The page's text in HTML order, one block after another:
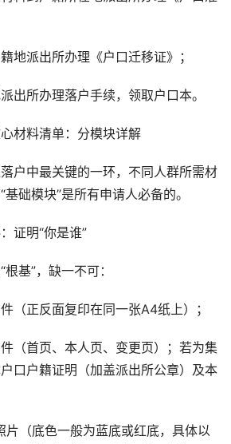
地派出所办理《户口迁移证》；
出所办理落户手续，领取户口本。
材料清单：分模块详解
户中最关键的一环，不同人群所需材
础模块”是所有申请人必备的。
证明“你是谁”
基”，缺一不可：
（正反面复印在同一张A4纸上）；
（首页、本人页、变更页）；若为集
口户籍证明（加盖派出所公章）及本
片（底色一般为蓝底或红底，具体以